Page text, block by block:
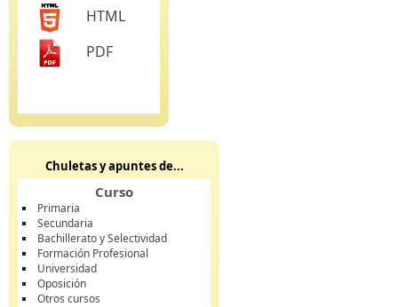
HTML
PDF
Chuletas y apuntes de...
Curso
Primaria
Secundaria
Bachillerato y Selectividad
Formación Profesional
Universidad
Oposición
Otros cursos